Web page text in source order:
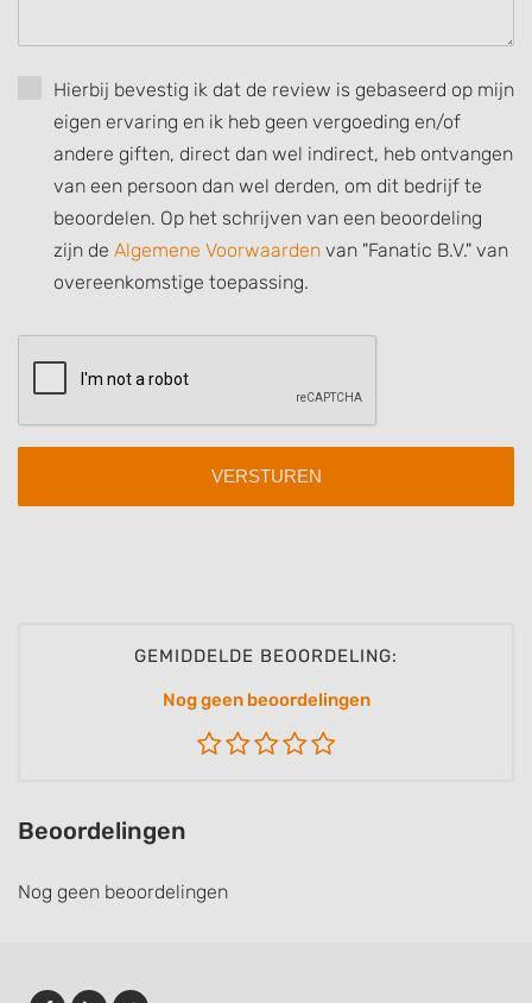
Hierbij bevestig ik dat de review is gebaseerd op mijn
eigen ervaring en ik heb geen vergoeding en/of
andere giften, direct dan wel indirect, heb ontvangen
van een persoon dan wel derden, om dit bedrijf te
beoordelen. Op het schrijven van een beoordeling
zijn de Algemene Voorwaarden van "Fanatic B.V." van
overeenkomstige toepassing.
GEMIDDELDE BEOORDELING:
Nog geen beoordelingen
Beoordelingen
Nog geen beoordelingen
Use limited data to select content
IAB Special Features:
Use precise geolocation data
Identify devices based on information
actively requested
Advertising